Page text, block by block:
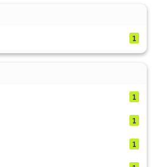
1
1
1
1